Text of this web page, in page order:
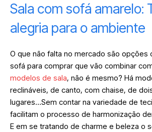
Sala com sofá amarelo:
alegria para o ambiente
O que não falta no mercado são opções
sofá para comprar que vão combinar
modelos de sala, não é mesmo? Há
reclináveis, de canto, com chaise, de
lugares…Sem contar na variedade de
facilitam o processo de harmonização
E em se tratando de charme e beleza o